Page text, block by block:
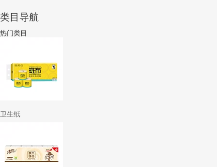
类目导航
热门类目
卫生纸